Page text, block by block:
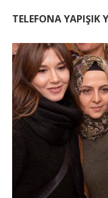
TELEFONA YAPIŞIK